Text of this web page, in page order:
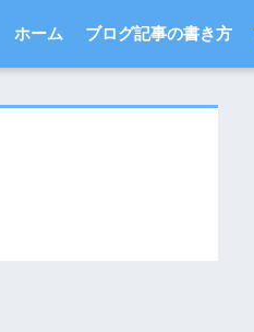
ホーム ブログ記事の書き方